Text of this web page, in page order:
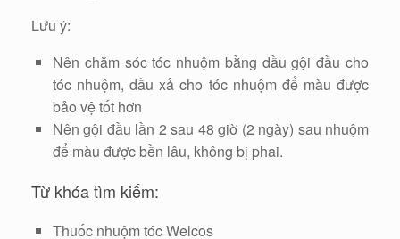
Lưu ý:
Nên chăm sóc tóc nhuộm bằng dầu gội đầu cho
tóc nhuộm, dầu xả cho tóc nhuộm để màu được
bảo vệ tốt hơn
Nên gội đầu lần 2 sau 48 giờ (2 ngày) sau nhuộm
để màu được bền lâu, không bị phai.
Từ khóa tìm kiếm:
Thuốc nhuộm tóc Welcos